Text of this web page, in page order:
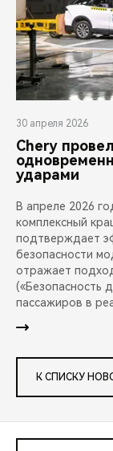
30 апреля 2026
Chery
ударами
В апреле 2026
комплексный
подтверждает
безопасности
отражает
(«Безопасность
пассажиров в
К СПИСКУ